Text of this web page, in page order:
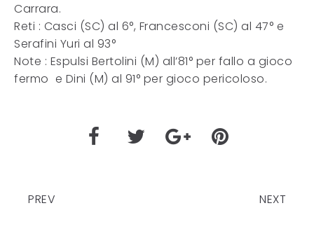
Carrara.
Reti : Casci (SC) al 6°, Francesconi (SC) al 47° e
Serafini Yuri al 93°
Note : Espulsi Bertolini (M) all’81° per fallo a gioco
fermo e Dini (M) al 91° per gioco pericoloso.
PREV NEXT